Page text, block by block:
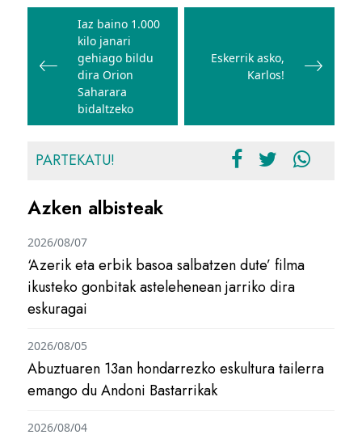
zehar
nabigatu
Iaz baino 1.000
kilo janari
gehiago bildu
dira Orion
Saharara
bidaltzeko
Eskerrik asko,
Karlos!
PARTEKATU!
Azken albisteak
‘Azerik eta erbik basoa salbatzen dute’ filma
ikusteko gonbitak astelehenean jarriko dira
eskuragai
2026/08/07
Abuztuaren 13an hondarrezko eskultura tailerra
emango du Andoni Bastarrikak
2026/08/05
2026/08/04